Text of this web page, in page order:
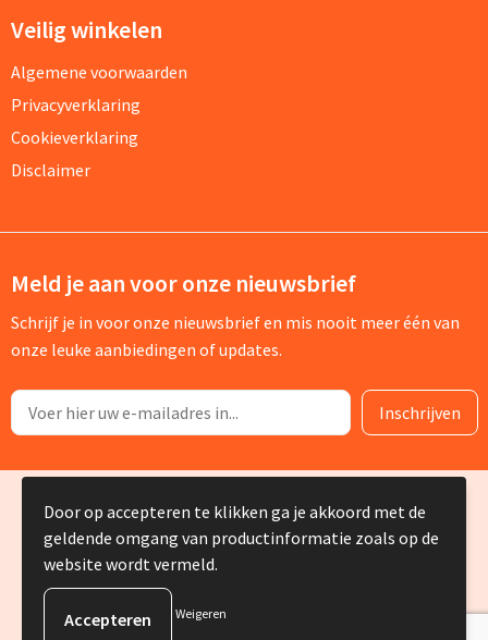
Veilig winkelen
Algemene voorwaarden
Privacyverklaring
Cookieverklaring
Disclaimer
Meld je aan voor onze nieuwsbrief
Schrijf je in voor onze nieuwsbrief en mis nooit meer één van
onze leuke aanbiedingen of updates.
© Copyright Silvia Bruin reclame-advies 2025
Door op accepteren te klikken ga je akkoord met de
geldende omgang van productinformatie zoals op de
website wordt vermeld.
Weigeren